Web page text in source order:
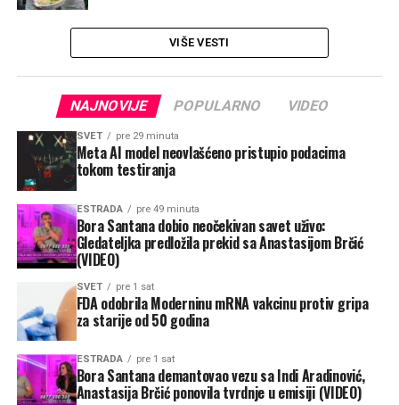
VIŠE VESTI
NAJNOVIJE POPULARNO VIDEO
SVET pre 29 minuta
Meta AI model neovlašćeno pristupio podacima
tokom testiranja
ESTRADA pre 49 minuta
Bora Santana dobio neočekivan savet uživo:
Gledateljka predložila prekid sa Anastasijom Brčić
(VIDEO)
SVET pre 1 sat
FDA odobrila Moderninu mRNA vakcinu protiv gripa
za starije od 50 godina
ESTRADA pre 1 sat
Bora Santana demantovao vezu sa Indi Aradinović,
Anastasija Brčić ponovila tvrdnje u emisiji (VIDEO)